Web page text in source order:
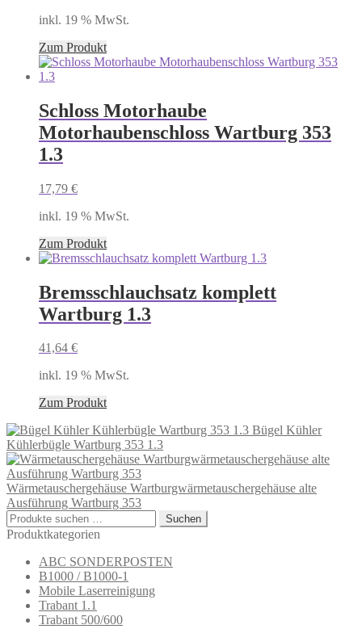
inkl. 19 % MwSt.
Zum Produkt
Schloss Motorhaube
Motorhaubenschloss Wartburg 353
1.3
17,79 €
inkl. 19 % MwSt.
Zum Produkt
Bremsschlauchsatz komplett
Wartburg 1.3
41,64 €
inkl. 19 % MwSt.
Zum Produkt
Bügel Kühler
Kühlerbügle Wartburg 353 1.3
Wärmetauschergehäuse Wartburgwärmetauschergehäuse alte
Ausführung Wartburg 353
Suchen
nach:
Suchen
Produktkategorien
ABC SONDERPOSTEN
B1000 / B1000-1
Mobile Laserreinigung
Trabant 1.1
Trabant 500/600